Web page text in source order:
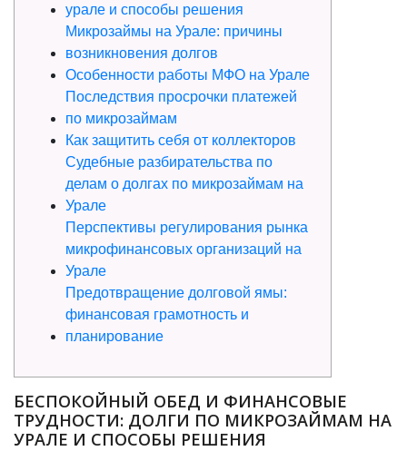
урале и способы решения
Микрозаймы на Урале: причины
возникновения долгов
Особенности работы МФО на Урале
Последствия просрочки платежей
по микрозаймам
Как защитить себя от коллекторов
Судебные разбирательства по
делам о долгах по микрозаймам на
Урале
Перспективы регулирования рынка
микрофинансовых организаций на
Урале
Предотвращение долговой ямы:
финансовая грамотность и
планирование
БЕСПОКОЙНЫЙ ОБЕД И ФИНАНСОВЫЕ
ТРУДНОСТИ: ДОЛГИ ПО МИКРОЗАЙМАМ НА
УРАЛЕ И СПОСОБЫ РЕШЕНИЯ